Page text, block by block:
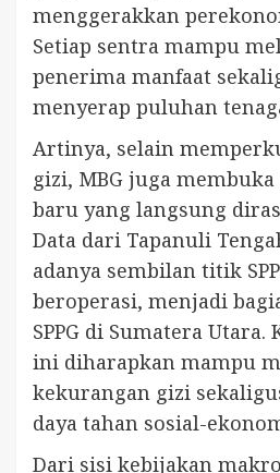
menggerakkan
Setiap sentra mampu
penerima manfaat
menyerap puluhan
Artinya, selain
gizi, MBG juga
baru yang langsung
Data dari Tapanuli
adanya sembilan titik
beroperasi, menjadi
SPPG di Sumatera
ini diharapkan mampu
kekurangan gizi
daya tahan sosial-
Dari sisi kebijakan